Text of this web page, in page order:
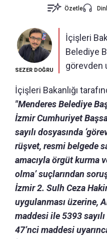
Özetle
SEZER DOĞRU
İçişleri
Belediye
görevden
İçişleri Bakanlığı
"Menderes Belediye
İzmir Cumhuriyet
sayılı dosyasında
rüşvet, resmi belgede
amacıyla örgüt kurma
olma’ suçlarından
İzmir 2. Sulh Ceza
uygulanması üzerine,
maddesi ile 5393
47’nci maddesi